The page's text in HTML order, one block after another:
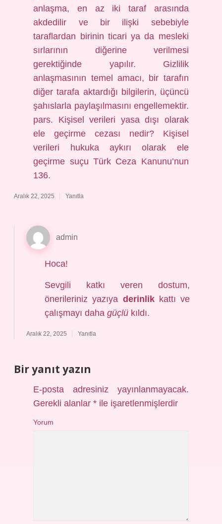
anlaşma, en az iki taraf arasında
akdedilir ve bir ilişki sebebiyle
taraflardan birinin ticari ya da mesleki
sırlarının diğerine verilmesi
gerektiğinde yapılır. Gizlilik
anlaşmasının temel amacı, bir tarafın
diğer tarafa aktardığı bilgilerin, üçüncü
şahıslarla paylaşılmasını engellemektir.
pars. Kişisel verileri yasa dışı olarak
ele geçirme cezası nedir? Kişisel
verileri hukuka aykırı olarak ele
geçirme suçu Türk Ceza Kanunu’nun
136.
Aralık 22, 2025 Yanıtla
admin
Hoca!
Sevgili katkı veren dostum,
önerileriniz yazıya derinlikkattı ve
çalışmayı daha güçlükıldı.
Aralık 22, 2025 Yanıtla
Bir yanıt yazın
E-posta adresiniz yayınlanmayacak.
Gerekli alanlar* ile işaretlenmişlerdir
Yorum